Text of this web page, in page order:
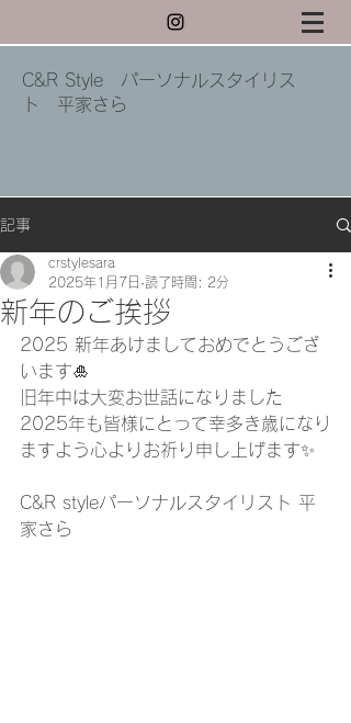
C&R Style パーソナルスタイリス
ト 平家さら
記事
新年のご挨拶
crstylesara
2025年1月7日 読了時間: 2分
2025 新年あけましておめでとうござ
います🎍
旧年中は大変お世話になりました
2025年も皆様にとって幸多き歳になり
ますよう心よりお祈り申し上げます✨
C&R styleパーソナルスタイリスト 平
家さら